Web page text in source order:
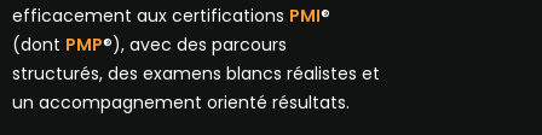
efficacement aux certifications PMI®
(dont PMP®), avec des parcours
structurés, des examens blancs réalistes et
un accompagnement orienté résultats.